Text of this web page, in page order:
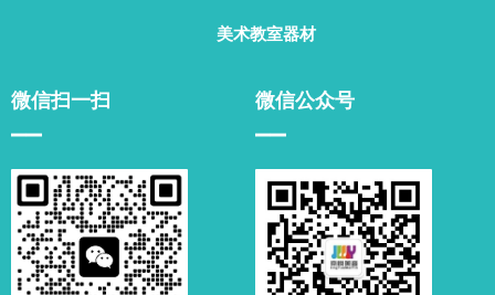
微信公众号
微信扫一扫
美术教室器材